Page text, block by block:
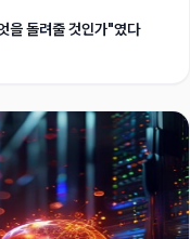
을 돌려줄 것인가"였다